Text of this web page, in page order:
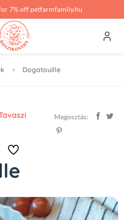
7% off petfarmfamily.hu
Dogatouille
Megosztás: